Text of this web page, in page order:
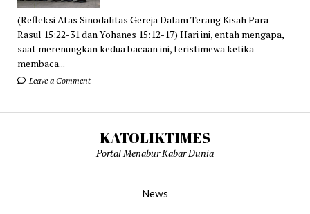
(Refleksi Atas Sinodalitas Gereja Dalam Terang Kisah Para
Rasul 15:22-31 dan Yohanes 15:12-17) Hari ini, entah mengapa,
saat merenungkan kedua bacaan ini, teristimewa ketika
membaca...
Leave a Comment
KATOLIKTIMES
Portal Menabur Kabar Dunia
News